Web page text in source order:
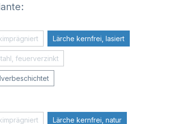
Lärche kernfrei, lasiert
feuerverzinkt
Lärche kernfrei, natur